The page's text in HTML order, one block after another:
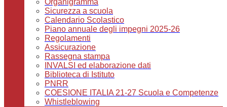
Organigramma
Sicurezza a scuola
Calendario Scolastico
Piano annuale degli impegni 2025-26
Regolamenti
Assicurazione
Rassegna stampa
INVALSI ed elaborazione dati
Biblioteca di Istituto
PNRR
COESIONE ITALIA 21-27 Scuola e Competenze
Whistleblowing